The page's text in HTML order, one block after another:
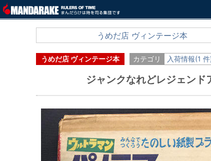
うめだ店 ヴィンテージ本
うめだ店 ヴィンテージ本 カテゴリ 入荷情報(1
ジャンクなれどレジェン